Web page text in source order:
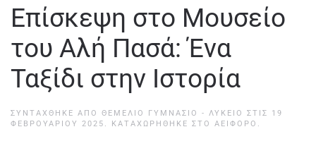
Επίσκεψη στο Μουσείο
του Αλή Πασά: Ένα
Ταξίδι στην Ιστορία
ΣΥΝΤΆΧΘΗΚΕ ΑΠΌ ΘΕΜΕΛΙΟ ΓΥΜΝΑΣΙΟ - ΛΥΚΕΙΟ ΣΤΙΣ 19
ΦΕΒΡΟΥΑΡΊΟΥ 2025 . ΚΑΤΑΧΩΡΉΘΗΚΕ ΣΤΟ ΑΕΙΦΌΡΟ .